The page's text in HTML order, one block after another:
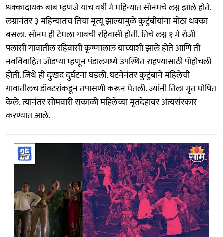
धक्कादायक बाब म्हणजे याच वर्षी मे महिन्यात सोनमचे लग्न झाले होते.
लग्नानंतर ३ महिन्यातच तिचा मृत्यू झाल्यामुळे कुटुंबीयांना मोठा धक्का
बसला. सोनम ही टेमला गावची रहिवासी होती. तिचे लग्न १ मे रोजी
पलासी गावातील रहिवासी कृष्णालाल याच्याशी झाले होते आणि ती
नवविवाहित जोडप्या म्हणून पंडालमध्ये उपस्थित राहण्यासाठी पोहोचली
होती. जिथे ही दुःखद दुर्घटना घडली. घटनेनंतर कुटुंबाने महिलेची
गावातीलच डॉक्टरांकडून तपासणी करून घेतली. ज्यांनी तिला मृत घोषित
केले. त्यानंतर सोमवारी सकाळी महिलेच्या मृतदेहावर अंत्यसंस्कार
करण्यात आले.